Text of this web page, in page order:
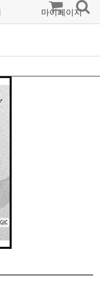
마이페이지